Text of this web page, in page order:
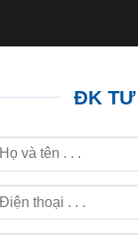
ĐK TƯ